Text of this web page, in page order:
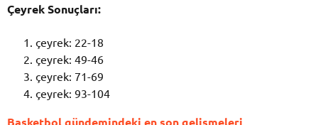
Çeyrek Sonuçları:
çeyrek: 22-18
çeyrek: 49-46
çeyrek: 71-69
çeyrek: 93-104
Basketbol gündemindeki en son gelişmeleri